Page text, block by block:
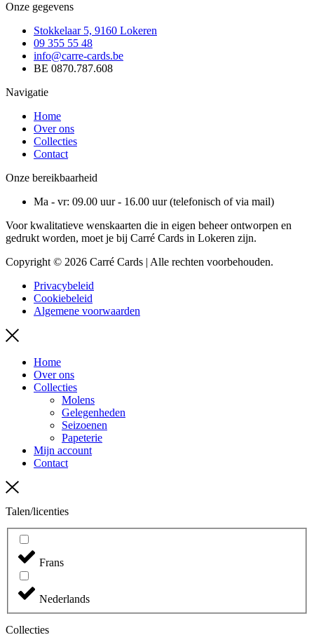
Onze gegevens
Stokkelaar 5, 9160 Lokeren
09 355 55 48
info@carre-cards.be
BE 0870.787.608
Navigatie
Home
Over ons
Collecties
Contact
Onze bereikbaarheid
Ma - vr: 09.00 uur - 16.00 uur (telefonisch of via mail)
Voor kwalitatieve wenskaarten die in eigen beheer ontworpen en
gedrukt worden, moet je bij Carré Cards in Lokeren zijn.
Copyright © 2026 Carré Cards | Alle rechten voorbehouden.
Privacybeleid
Cookiebeleid
Algemene voorwaarden
Menu
Home
Over ons
Collecties
Molens
Gelegenheden
Seizoenen
Papeterie
Mijn account
Contact
Talen/licenties
Frans
Nederlands
Collecties